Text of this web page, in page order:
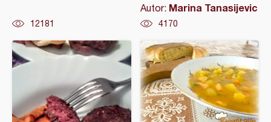
12181
Autor: Marina Tanasijevic
4170